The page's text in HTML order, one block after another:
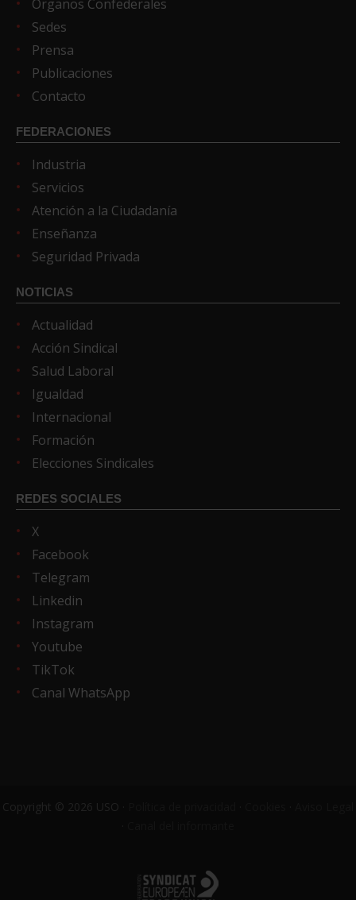
Órganos Confederales
Sedes
Prensa
Publicaciones
Contacto
FEDERACIONES
Industria
Servicios
Atención a la Ciudadanía
Enseñanza
Seguridad Privada
NOTICIAS
Actualidad
Acción Sindical
Salud Laboral
Igualdad
Internacional
Formación
Elecciones Sindicales
REDES SOCIALES
X
Facebook
Telegram
Linkedin
Instagram
Youtube
TikTok
Canal WhatsApp
Copyright © 2026 USO ·